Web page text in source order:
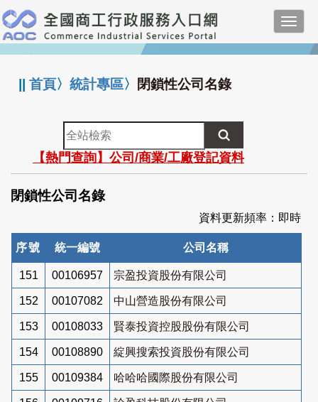
跳
到
主
要
:::
||首頁〉統計專區〉 閉鎖性公司名錄
全
站
檢
索
【熱門查詢】公司/商業/工廠登記資料
閉鎖性公司名錄
資料更新頻率：即時
序號 統一編號 公司名稱
151 00106957 宗盈投資股份有限公司
152 00107082 中山營造股份有限公司
153 00108033 賢泰投資控股股份有限公司
154 00108890 綻興搜索投資股份有限公司
155 00109384 哈哈哈國際股份有限公司